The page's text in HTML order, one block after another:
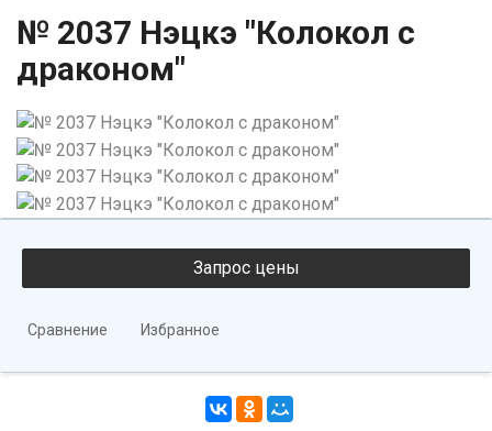
№ 2037 Нэцкэ "Колокол с
драконом"
Сравнение Избранное